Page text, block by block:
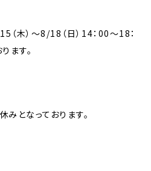
（木）～8/18（日）14：00～18：
ます。
みとなっております。